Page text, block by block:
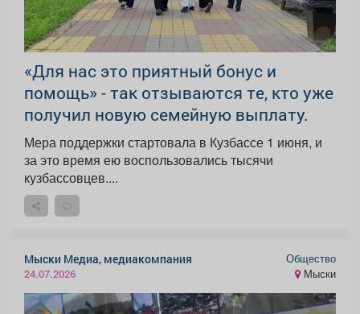
«Для нас это приятный бонус и
помощь» - так отзываются те, кто уже
получил новую семейную выплату.
Мера поддержки стартовала в Кузбассе 1 июня, и
за это время ею воспользовались тысячи
кузбассовцев....
Мыски Медиа, медиакомпания
24.07.2026
Общество
Мыски